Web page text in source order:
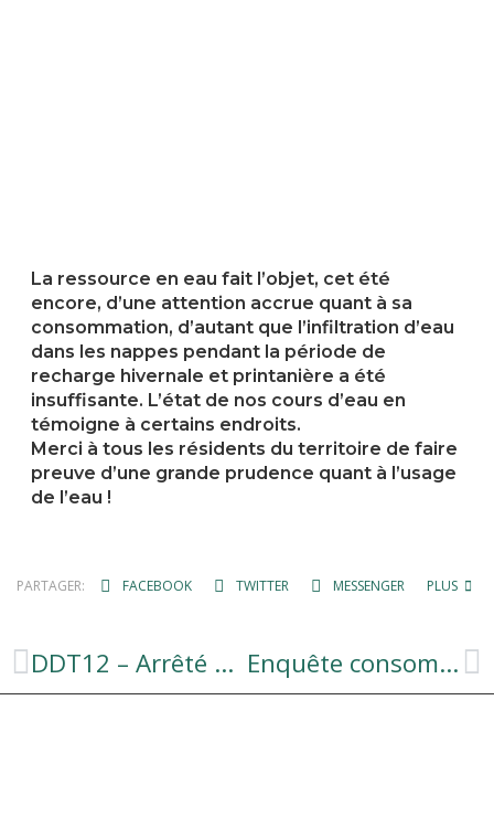
La ressource en eau fait l’objet, cet été
encore, d’une attention accrue quant à sa
consommation, d’autant que l’infiltration d’eau
dans les nappes pendant la période de
recharge hivernale et printanière a été
insuffisante. L’état de nos cours d’eau en
témoigne à certains endroits.
Merci à tous les résidents du territoire de faire
preuve d’une grande prudence quant à l’usage
de l’eau !
PARTAGER: FACEBOOK TWITTER MESSENGER PLUS
DDT12 – Arrêté de restrictions des prélèvements et usages de l’eau du 08/07/2023. Enquête consommateurs Aubrac, Carladez et Viadène